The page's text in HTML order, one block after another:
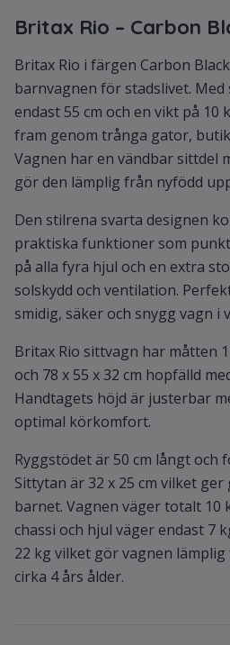
Britax Rio – Carbon
Britax Rio i färgen Carbon
barnvagnen för stadslivet.
endast 55 cm och en vikt på 10
fram genom trånga gator,
Vagnen har en vändbar sittdel
gör den lämplig från nyfödd
Den stilrena svarta designen
praktiska funktioner som
på alla fyra hjul och en extra
solskydd och ventilation.
smidig, säker och snygg vagn i
Britax Rio sittvagn har måtten
och 78 x 55 x 32 cm hopfälld
Handtagets höjd är justerbar
optimal körkomfort.
Ryggstödet är 50 cm långt och
Sittytan är 32 x 25 cm vilket
barnet. Vagnen väger totalt 10
chassi och hjul väger endast 7
22 kg vilket gör vagnen
cirka 4 års ålder.